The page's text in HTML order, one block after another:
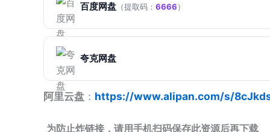
百度网盘 （提取码： 6666）
夸克网盘
阿里云盘 ： https://www.alipan.com/s/
为防止炸链接，请用手机扫码保存此资源后再下载